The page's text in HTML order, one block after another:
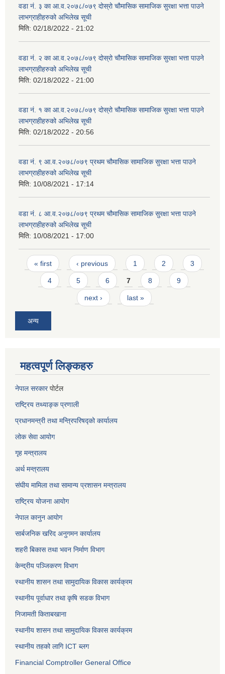
वडा नं. ३ का आ.व.२०७८/०७९ दोस्रो चौमासिक सामाजिक सुरक्षा भत्ता पाउने
लाभग्राहीहरुको अभिलेख सूची
मिति: 02/18/2022 - 21:02
वडा नं. २ का आ.व.२०७८/०७९ दोस्रो चौमासिक सामाजिक सुरक्षा भत्ता पाउने
लाभग्राहीहरुको अभिलेख सूची
मिति: 02/18/2022 - 21:00
वडा नं. १ का आ.व.२०७८/०७९ दोस्रो चौमासिक सामाजिक सुरक्षा भत्ता पाउने
लाभग्राहीहरुको अभिलेख सूची
मिति: 02/18/2022 - 20:56
वडा नं. ९ आ.व.२०७८/०७९ प्रथम चौमासिक सामाजिक सुरक्षा भत्ता पाउने
लाभग्राहीहरुको अभिलेख सूची
मिति: 10/08/2021 - 17:14
वडा नं. ८ आ.व.२०७८/०७९ प्रथम चौमासिक सामाजिक सुरक्षा भत्ता पाउने
लाभग्राहीहरुको अभिलेख सूची
मिति: 10/08/2021 - 17:00
Pages
« first ‹ previous 1 2 3
4 5 6 7 8 9
next › last »
अन्य
महत्वपूर्ण लिङ्कहरु
नेपाल सरकारपोर्टल
राष्ट्रिय तथ्याङ्क प्रणाली
प्रधानमन्त्री तथा मन्त्रिपरिषद्को कार्यालय
लोक सेवाआयोग
गृह मन्त्रालय
अर्थ मन्त्रालय
संघीय मामिला तथा सामान्य प्रशासन मन्त्रालय
राष्ट्रिय योजना आयोग
नेपाल कानुन आयोग
सार्बजनिक खरिद अनुगमन कार्यालय
शहरी बिकास तथा भवन निर्माण विभाग
केन्द्रीय पञ्जिकरण विभाग
स्थानीय शासन तथा सामुदायिक विकास कार्यक्रम
स्थानीय पूर्वाधार तथा कृषि सडक विभाग
निजामती किताबखाना
स्थानीय शासन तथा सामुदायिक विकास कार्यक्रम
स्थानीय तहको लागि ICT ब्लग
Financial Comptroller General Office